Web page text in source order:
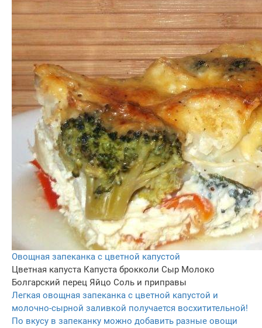
Овощная запеканка с цветной капустой
Цветная капуста Капуста брокколи Сыр Молоко
Болгарский перец Яйцо Соль и приправы
Легкая овощная запеканка с цветной капустой и
молочно-сырной заливкой получается восхитительной!
По вкусу в запеканку можно добавить разные овощи